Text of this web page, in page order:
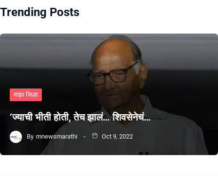
Trending Posts
माझा जिल्हा
‘ज्याची भीती होती, तेच झालं… शिवसेनेचं…
By mnewsmarathi Oct 9, 2022